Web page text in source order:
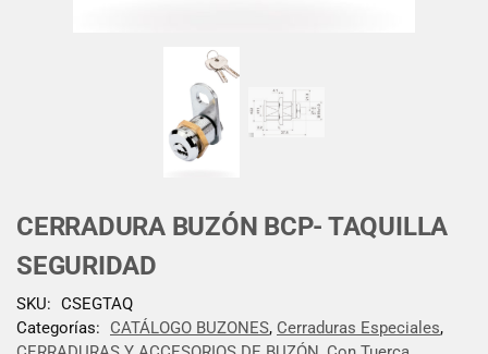
CERRADURA BUZÓN BCP- TAQUILLA
SEGURIDAD
SKU: CSEGTAQ
Categorías:
CATÁLOGO BUZONES, Cerraduras Especiales,